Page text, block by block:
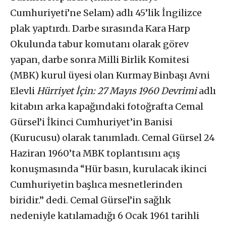
Cumhuriyeti’ne Selam) adlı 45’lik İngilizce
plak yaptırdı. Darbe sırasında Kara Harp
Okulunda tabur komutanı olarak görev
yapan, darbe sonra Milli Birlik Komitesi
(MBK) kurul üyesi olan Kurmay Binbaşı Avni
ElevliHürriyet İçin: 27 Mayıs 1960 Devrimiadlı
kitabın arka kapağındaki fotoğrafta Cemal
Gürsel’i İkinci Cumhuriyet’in Banisi
(Kurucusu) olarak tanımladı. Cemal Gürsel 24
Haziran 1960’ta MBK toplantısını açış
konuşmasında “Hür basın, kurulacak ikinci
Cumhuriyetin başlıca mesnetlerinden
biridir.” dedi. Cemal Gürsel’in sağlık
nedeniyle katılamadığı 6 Ocak 1961 tarihli